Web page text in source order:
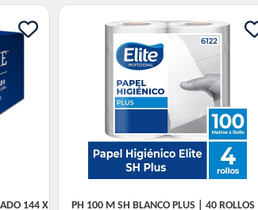
144 X
PH 100 M SH BLANCO PLUS | 40 ROLLOS |